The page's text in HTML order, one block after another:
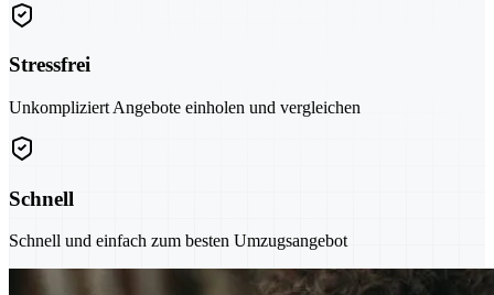
Stressfrei
Unkompliziert Angebote einholen und vergleichen
Schnell
Schnell und einfach zum besten Umzugsangebot